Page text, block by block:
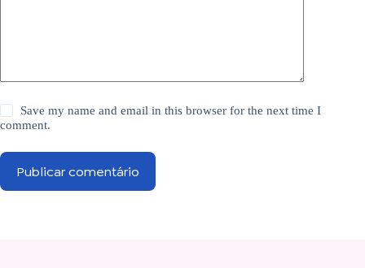
Save my name and email in this browser for the next time I
comment.
Publicar comentário